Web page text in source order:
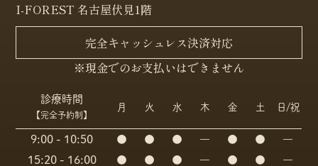
I-FOREST 名古屋伏見1階
完全キャッシュレス決済対応
※現金でのお支払いはできません
診療時間
【完全予約制】
月 火 水 木 金 土 日/祝
9:00 - 10:50 ● ● ● ― ● ● ―
15:20 - 16:00 ● ● ● ― ● ● ―